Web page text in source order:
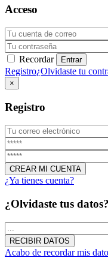
Donación de
23 de Diciembre de
Triduo Virgen
27 de Noviembre de
Acceso
Recordar
Registro¿Olvidaste tu
×
Registro
¿Ya tienes cuenta?
¿Olvidaste tus datos?
Acabo de recordar mis